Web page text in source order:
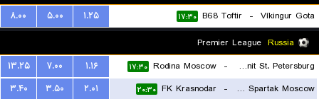
Víkingur Gota
-
B68 Toftir ۱۷:۳۰ ۱.۲۵ ۵.۰۰
۸.۰۰
Russia
FK Zenit St. Petersburg
-
Rodina Moscow ۱۷:۳۰ ۱.۱۶ ۷.۰۰
۱۳.۲۵
FK Spartak Moscow
-
FK Krasnodar ۲۰:۳۰ ۲.۰۱ ۳.۵۰
۳.۴۰